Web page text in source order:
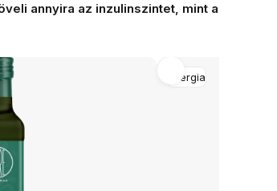
annyira az inzulinszintet, mint a
Energia